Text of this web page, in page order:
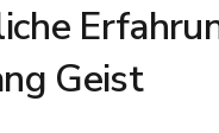
Geist